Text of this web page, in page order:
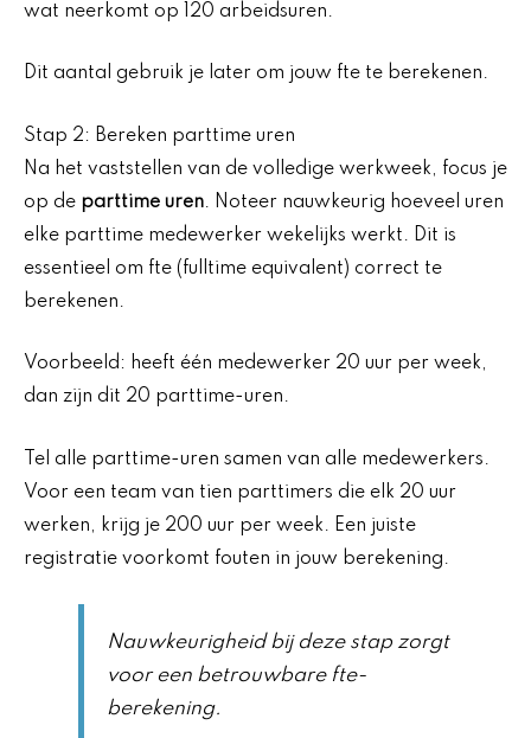
wat neerkomt op 120 arbeidsuren.
Dit aantal gebruik je later om jouw fte te berekenen.
Stap 2: Bereken parttime uren
Na het vaststellen van de volledige werkweek, focus je
op de parttime uren. Noteer nauwkeurig hoeveel uren
elke parttime medewerker wekelijks werkt. Dit is
essentieel om fte (fulltime equivalent) correct te
berekenen.
Voorbeeld: heeft één medewerker 20 uur per week,
dan zijn dit 20 parttime-uren.
Tel alle parttime-uren samen van alle medewerkers.
Voor een team van tien parttimers die elk 20 uur
werken, krijg je 200 uur per week. Een juiste
registratie voorkomt fouten in jouw berekening.
Nauwkeurigheid bij deze stap zorgt
voor een betrouwbare fte-
berekening.